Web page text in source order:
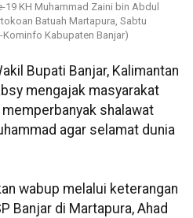
KH Muhammad Zaini bin Abdul
Batuah Martapura, Sabtu
Kabupaten Banjar)
Bupati Banjar, Kalimantan
mengajak masyarakat
shalawat
agar selamat dunia
wabup melalui keterangan
Banjar di Martapura, Ahad